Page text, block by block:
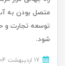
متصل بودن به
توسعه تجارت و
شود.